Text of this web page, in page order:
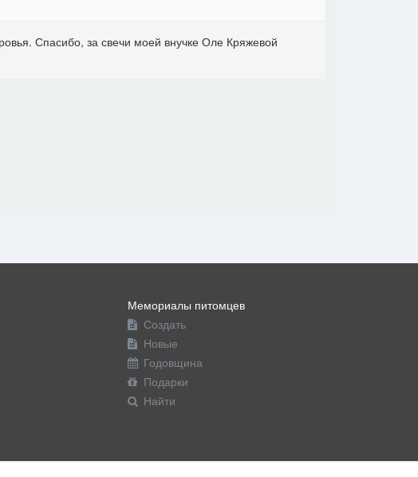
Спасибо, за свечи моей внучке Оле Кряжевой
Мемориалы питомцев
Создать
Новые
Годовщина
Подарки
Найти